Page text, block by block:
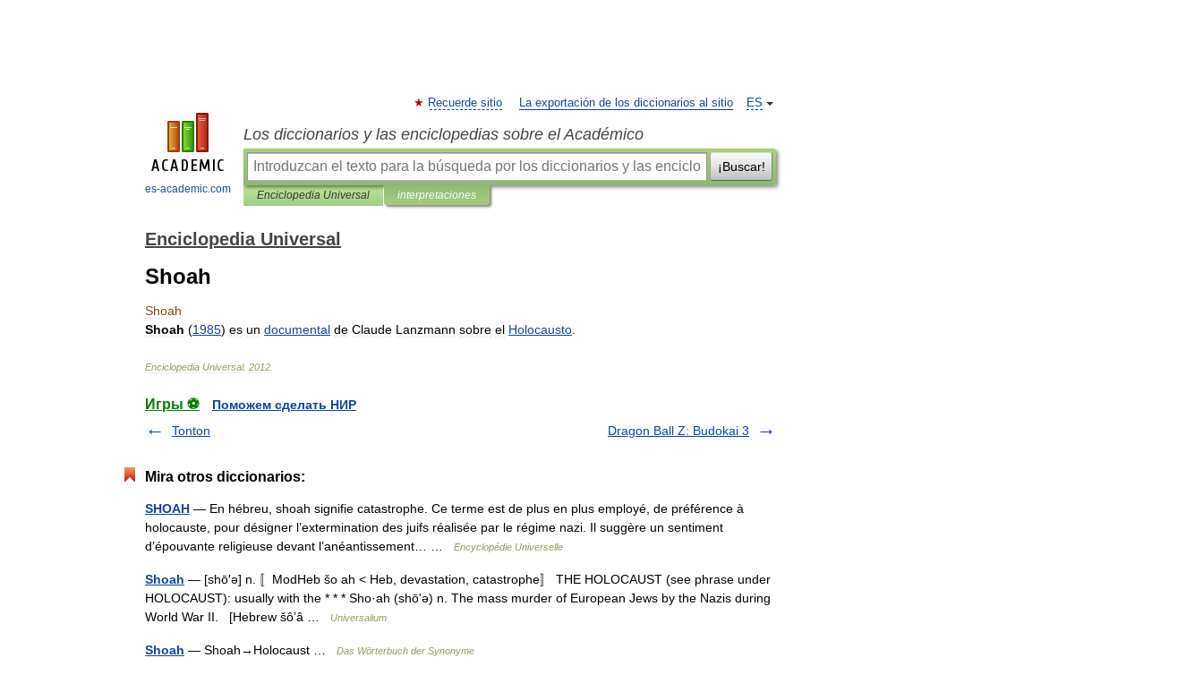
es-academic.com
ES
Recuerde sitio La exportación de los diccionarios al sitio
Los diccionarios y las enciclopedias sobre el Académico
¡Buscar!
Enciclopedia Universal interpretaciones
Enciclopedia Universal
Shoah
Shoah
Shoah (1985) es un documental de Claude Lanzmann sobre el Holocausto
Enciclopedia Universal. 2012
Игры ⚽
Поможем сделать НИР
Tonton
Dragon Ball Z: Budokai 3
Mira otros diccionarios:
SHOAH — En hébreu, shoah signifie catastrophe. Ce terme est de plus en plus employé, de préférence à
holocauste, pour désigner l’extermination des juifs réalisée par le régime nazi. Il suggère un sentiment
d’épouvante religieuse devant l’anéantissement… …
Encyclopédie Universelle
Shoah — [shō′ə] n. 〚ModHeb šo ah < Heb, devastation, catastrophe〛 THE HOLOCAUST (see phrase under
HOLOCAUST): usually with the * * * Sho·ah (shōʹə) n. The mass murder of European Jews by the Nazis during
World War II. [Hebrew šô’â …
Universalium
Shoah — Shoah→Holocaust … Das Wörterbuch der Synonyme